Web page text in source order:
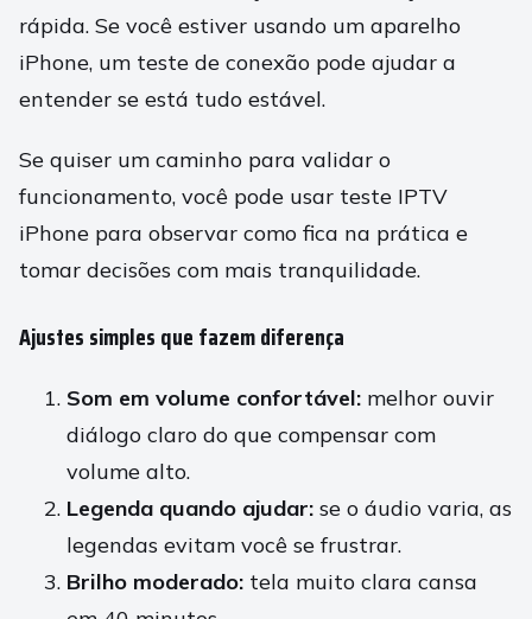
rápida. Se você estiver usando um aparelho
iPhone, um teste de conexão pode ajudar a
entender se está tudo estável.
Se quiser um caminho para validar o
funcionamento, você pode usar teste IPTV
iPhone para observar como fica na prática e
tomar decisões com mais tranquilidade.
Ajustes simples que fazem diferença
Som em volume confortável: melhor ouvir
diálogo claro do que compensar com
volume alto.
Legenda quando ajudar: se o áudio varia, as
legendas evitam você se frustrar.
Brilho moderado: tela muito clara cansa